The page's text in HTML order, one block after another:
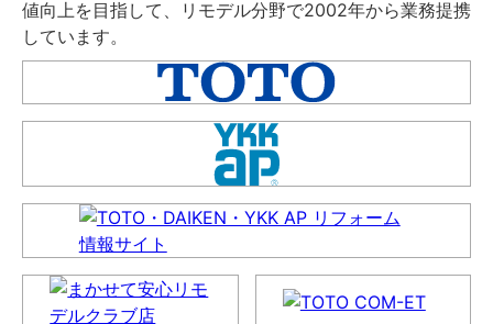
値向上を目指して、リモデル分野で2002年から業務提携
しています。